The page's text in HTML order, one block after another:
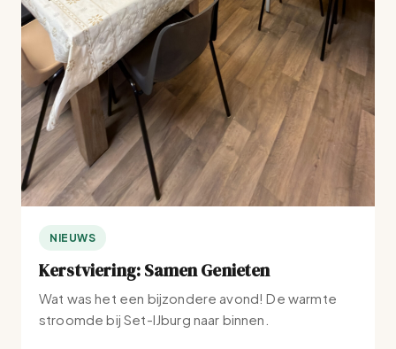
NIEUWS
Kerstviering: Samen Genieten
Wat was het een bijzondere avond! De warmte
stroomde bij Set-IJburg naar binnen.